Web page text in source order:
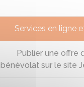
Services en ligne
Publier une offre
bénévolat sur le site